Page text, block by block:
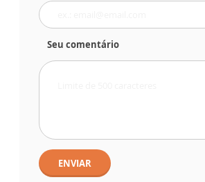
Seu comentário
ENVIAR